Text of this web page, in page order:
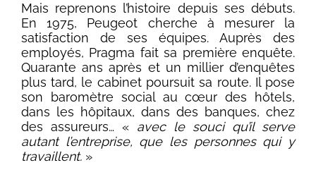
Mais reprenons l’histoire depuis ses débuts.
En 1975, Peugeot cherche à mesurer la
satisfaction de ses équipes. Auprès des
employés, Pragma fait sa première enquête.
Quarante ans après et un millier d’enquêtes
plus tard, le cabinet poursuit sa route. Il pose
son baromètre social au cœur des hôtels,
dans les hôpitaux, dans des banques, chez
des assureurs… « avec le souci qu’il serve
autant l’entreprise, que les personnes qui y
travaillent.»